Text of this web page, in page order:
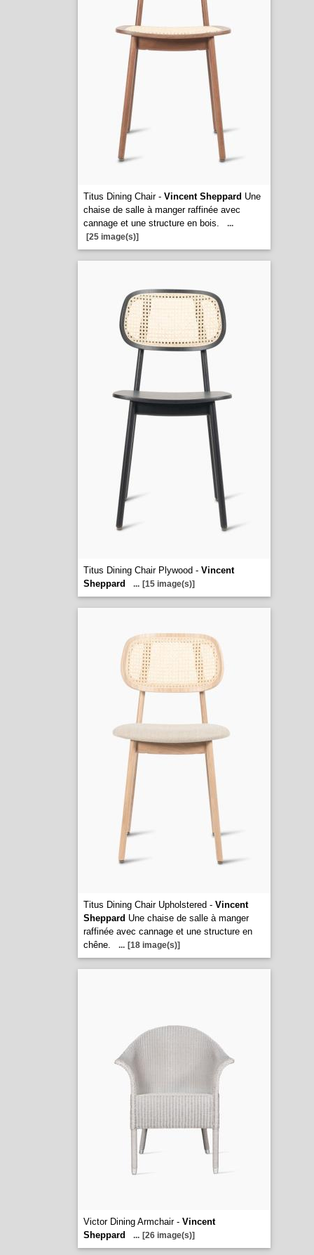
Titus Dining Chair - Vincent Sheppard Une
chaise de salle à manger raffinée avec
cannage et une structure en bois.
...
[25 image(s)]
Titus Dining Chair Plywood - Vincent
Sheppard
... [15 image(s)]
Titus Dining Chair Upholstered - Vincent
Sheppard Une chaise de salle à manger
raffinée avec cannage et une structure en
chêne.
... [18 image(s)]
Victor Dining Armchair - Vincent
Sheppard
... [26 image(s)]